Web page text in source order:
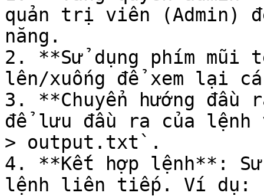
quản trị viên (Admin)
năng.
2. **Sử dụng phím mũi
lên/xuống để xem lại
3. **Chuyển hướng
để lưu đầu ra của
> output.txt`.
4. **Kết hợp lệnh**: Sử
lệnh liên tiếp. Ví dụ: